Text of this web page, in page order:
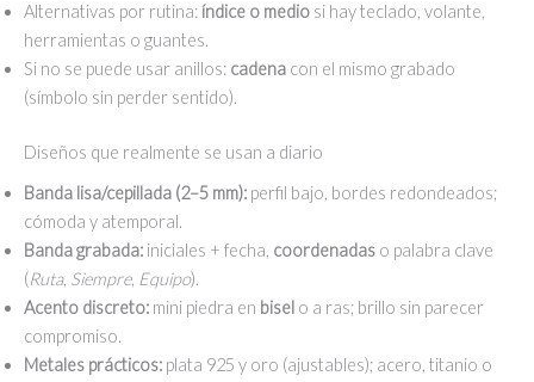
Alternativas por rutina: índice o medio si hay teclado, volante,
herramientas o guantes.
Si no se puede usar anillos: cadena con el mismo grabado
(símbolo sin perder sentido).
Diseños que realmente se usan a diario
Banda lisa/cepillada (2–5 mm): perfil bajo, bordes redondeados;
cómoda y atemporal.
Banda grabada: iniciales + fecha, coordenadas o palabra clave
(Ruta, Siempre, Equipo).
Acento discreto: mini piedra en bisel o a ras; brillo sin parecer
compromiso.
Metales prácticos: plata 925 y oro (ajustables); acero, titanio o